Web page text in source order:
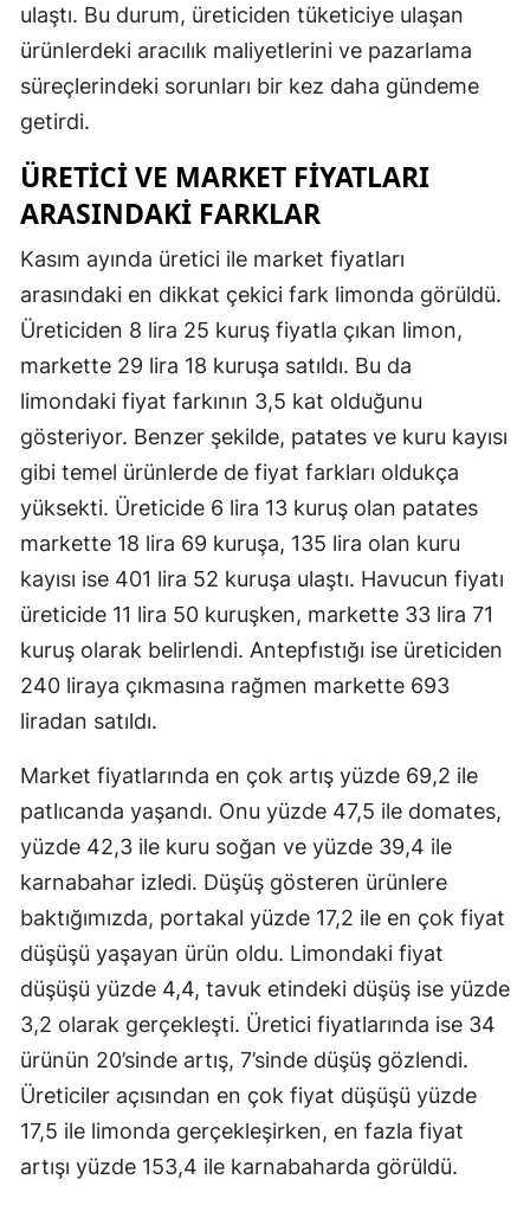
Kocaeli
Konya
Malatya
Mardin
Muğla
Nevşehir
Niğde
Ordu
Rize
Sakarya
Siirt
Sinop
Sivas
Tekirdağ
Tokat
Trabzon
Tunceli
Şanlıurfa
ulaştı. Bu durum, üreticiden tüketiciye ulaşan
ürünlerdeki aracılık maliyetlerini ve pazarlama
süreçlerindeki sorunları bir kez daha gündeme
getirdi.
ÜRETICI VE MARKET FIYATLARI
ARASINDAKI FARKLAR
Kasım ayında üretici ile market fiyatları
arasındaki en dikkat çekici fark limonda görüldü.
Üreticiden 8 lira 25 kuruş fiyatla çıkan limon,
markette 29 lira 18 kuruşa satıldı. Bu da
limondaki fiyat farkının 3,5 kat olduğunu
gösteriyor. Benzer şekilde, patates ve kuru kayısı
gibi temel ürünlerde de fiyat farkları oldukça
yüksekti. Üreticide 6 lira 13 kuruş olan patates
markette 18 lira 69 kuruşa, 135 lira olan kuru
kayısı ise 401 lira 52 kuruşa ulaştı. Havucun fiyatı
üreticide 11 lira 50 kuruşken, markette 33 lira 71
kuruş olarak belirlendi. Antepfıstığı ise üreticiden
240 liraya çıkmasına rağmen markette 693
liradan satıldı.
Market fiyatlarında en çok artış yüzde 69,2 ile
patlıcanda yaşandı. Onu yüzde 47,5 ile domates,
yüzde 42,3 ile kuru soğan ve yüzde 39,4 ile
karnabahar izledi. Düşüş gösteren ürünlere
baktığımızda, portakal yüzde 17,2 ile en çok fiyat
düşüşü yaşayan ürün oldu. Limondaki fiyat
düşüşü yüzde 4,4, tavuk etindeki düşüş ise yüzde
3,2 olarak gerçekleşti. Üretici fiyatlarında ise 34
ürünün 20’sinde artış, 7’sinde düşüş gözlendi.
Üreticiler açısından en çok fiyat düşüşü yüzde
17,5 ile limonda gerçekleşirken, en fazla fiyat
artışı yüzde 153,4 ile karnabaharda görüldü.